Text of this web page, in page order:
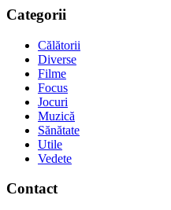
Categorii
Călătorii
Diverse
Filme
Focus
Jocuri
Muzică
Sănătate
Utile
Vedete
Contact